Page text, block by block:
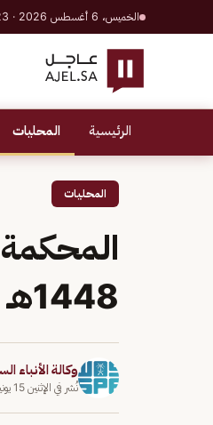
الخميس، 6 أغسطس 2026 · 23 صفر 1448 هـ
الرئيسية المحليات
المحليات
1448هـ
وكالة الأنباء
نُشر في الإثنين 15 يونيو 2026